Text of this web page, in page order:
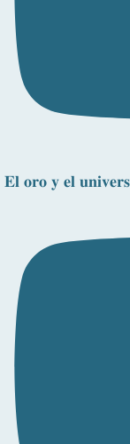
𝐄𝐥 𝐨𝐫𝐨 𝐲 𝐞𝐥